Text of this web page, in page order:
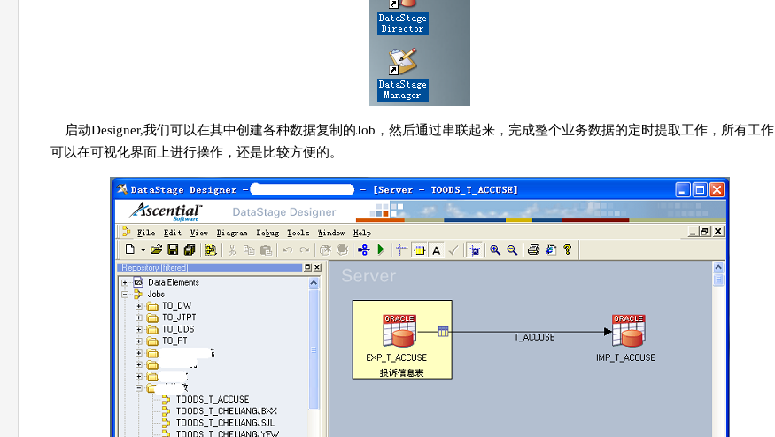
启动Designer,我们可以在其中创建各种数据复制的Job，然后通过串联起来，完成整个业务数据的定时提取工作，所有工作
可以在可视化界面上进行操作，还是比较方便的。